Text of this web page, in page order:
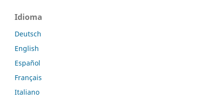
Idioma
Deutsch
English
Español
Français
Italiano